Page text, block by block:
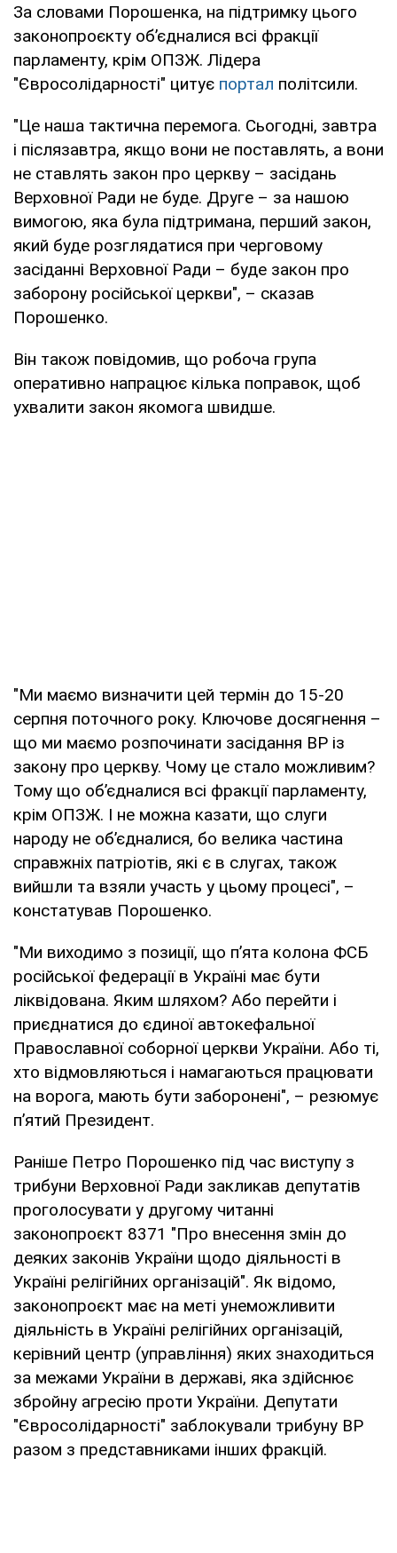
За словами Порошенка, на підтримку цього
законопроєкту об’єдналися всі фракції
парламенту, крім ОПЗЖ. Лідера
"Євросолідарності" цитує портал політсили.
"Це наша тактична перемога. Сьогодні, завтра
і післязавтра, якщо вони не поставлять, а вони
не ставлять закон про церкву – засідань
Верховної Ради не буде. Друге – за нашою
вимогою, яка була підтримана, перший закон,
який буде розглядатися при черговому
засіданні Верховної Ради – буде закон про
заборону російської церкви", – сказав
Порошенко.
Він також повідомив, що робоча група
оперативно напрацює кілька поправок, щоб
ухвалити закон якомога швидше.
"Ми маємо визначити цей термін до 15-20
серпня поточного року. Ключове досягнення –
що ми маємо розпочинати засідання ВР із
закону про церкву. Чому це стало можливим?
Тому що об’єдналися всі фракції парламенту,
крім ОПЗЖ. І не можна казати, що слуги
народу не об’єдналися, бо велика частина
справжніх патріотів, які є в слугах, також
вийшли та взяли участь у цьому процесі", –
констатував Порошенко.
"Ми виходимо з позиції, що п’ята колона ФСБ
російської федерації в Україні має бути
ліквідована. Яким шляхом? Або перейти і
приєднатися до єдиної автокефальної
Православної соборної церкви України. Або ті,
хто відмовляються і намагаються працювати
на ворога, мають бути заборонені", – резюмує
п’ятий Президент.
Раніше Петро Порошенко під час виступу з
трибуни Верховної Ради закликав депутатів
проголосувати у другому читанні
законопроєкт 8371 "Про внесення змін до
деяких законів України щодо діяльності в
Україні релігійних організацій". Як відомо,
законопроєкт має на меті унеможливити
діяльність в Україні релігійних організацій,
керівний центр (управління) яких знаходиться
за межами України в державі, яка здійснює
збройну агресію проти України. Депутати
"Євросолідарності" заблокували трибуну ВР
разом з представниками інших фракцій.